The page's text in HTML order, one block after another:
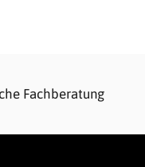
Fachberatung